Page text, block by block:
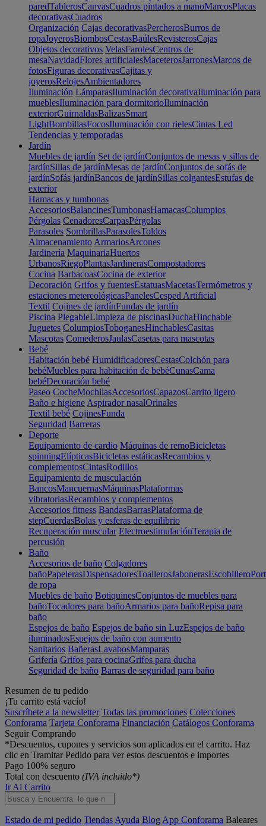
paredTablerosCanvasCuadros pintados a manoMarcosPlacas
decorativasCuadros
Organización Cajas decorativasPercherosBurros de
ropaJoyerosBiombosCestasBaúlesRevisterosCajas
Objetos decorativos VelasFarolesCentros de
mesaNavidadFlores artificialesMaceterosJarronesMarcos de
fotosFiguras decorativasCajitas y
joyerosRelojesAmbientadores
Iluminación LámparasIluminación decorativaIluminación para
mueblesIluminación para dormitorioIluminación
exteriorGuirnaldasBalizasSmart
LightBombillasFocosIluminación con rielesCintas Led
Tendencias y temporadas
Jardín
Muebles de jardín Set de jardínConjuntos de mesas y sillas de
jardínSillas de jardínMesas de jardínConjuntos de sofás de
jardínSofás jardínBancos de jardínSillas colgantesEstufas de
exterior
Hamacas y tumbonas
AccesoriosBalancinesTumbonasHamacasColumpios
Pérgolas CenadoresCarpasPérgolas
Parasoles SombrillasParasolesToldos
Almacenamiento ArmariosArcones
Jardinería MaquinariaHuertos
UrbanosRiegoPlantasJardinerasCompostadores
Cocina BarbacoasCocina de exterior
Decoración Grifos y fuentesEstatuasMacetasTermómetros y
estaciones metereológicasPanelesCesped Artificial
Textil Cojines de jardínFundas de jardín
Piscina PlegableLimpieza de piscinasDuchaHinchable
Juguetes ColumpiosToboganesHinchablesCasitas
Mascotas ComederosJaulasCasetas para mascotas
Bebé
Habitación bebé HumidificadoresCestasColchón para
bebéMuebles para habitación de bebéCunasCama
bebéDecoración bebé
Paseo CocheMochilasAccesoriosCapazosCarrito ligero
Baño e higiene Aspirador nasalOrinales
Textil bebé CojinesFunda
Seguridad Barreras
Deporte
Equipamiento de cardio Máquinas de remoBicicletas
spinningElípticasBicicletas estáticasRecambios y
complementosCintasRodillos
Equipamiento de musculación
BancosMancuernasMáquinasPlataformas
vibratoriasRecambios y complementos
Accesorios fitness BandasBarrasPlataforma de
stepCuerdasBolas y esferas de equilibrio
Recuperación muscular ElectroestimulaciónTerapia de
percusión
Baño
Accesorios de baño Colgadores
bañoPapelerasDispensadoresToallerosJabonerasEscobillero
de ropa
Muebles de baño BotiquinesConjuntos de muebles para
bañoTocadores para bañoArmarios para bañoRepisa para
baño
Espejos de baño Espejos de baño sin LuzEspejos de baño
iluminadosEspejos de baño con aumento
Sanitarios BañerasLavabosMamparas
Grifería Grifos para cocinaGrifos para ducha
Seguridad de baño Barras de seguridad para baño
Resumen de tu pedido
¡Tu carrito está vacío!
Suscríbete a la newsletter Todas las promociones Colecciones
Conforama Tarjeta Conforama Financiación Catálogos Conforama
Seguir Comprando
*Descuentos, cupones y servicios son aplicados en el carrito. Haz
clic en Tramitar Pedido para ver estos descuentos e importes
Pago 100% seguro
Total con descuento (IVA incluido*)
Ir Al Carrito
Estado de mi pedido Tiendas Ayuda Blog App Conforama Baleares